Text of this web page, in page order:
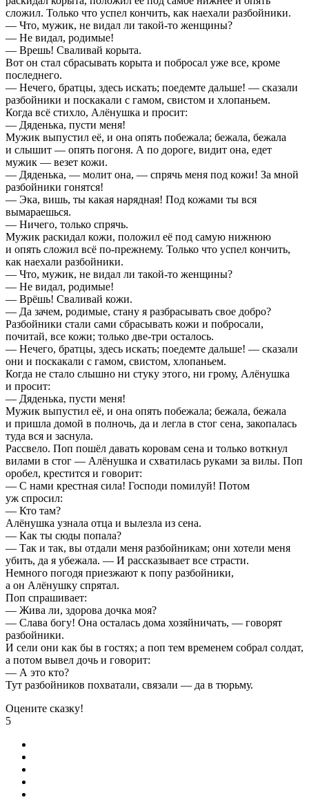
сложил. Только что успел кончить, как наехали разбойники.
— Что, мужик, не видал ли такой-то женщины?
— Не видал, родимые!
— Врешь! Сваливай корыта.
Вот он стал сбрасывать корыта и побросал уже все, кроме
последнего.
— Нечего, братцы, здесь искать; поедемте дальше! — сказали
разбойники и поскакали с гамом, свистом и хлопаньем.
Когда всё стихло, Алёнушка и просит:
— Дяденька, пусти меня!
Мужик выпустил её, и она опять побежала; бежала, бежала
и слышит — опять погоня. А по дороге, видит она, едет
мужик — везет кожи.
— Дяденька, — молит она, — спрячь меня под кожи! За мной
разбойники гонятся!
— Эка, вишь, ты какая нарядная! Под кожами ты вся
вымараешься.
— Ничего, только спрячь.
Мужик раскидал кожи, положил её под самую нижнюю
и опять сложил всё по-прежнему. Только что успел кончить,
как наехали разбойники.
— Что, мужик, не видал ли такой-то женщины?
— Не видал, родимые!
— Врёшь! Сваливай кожи.
— Да зачем, родимые, стану я разбрасывать свое добро?
Разбойники стали сами сбрасывать кожи и побросали,
почитай, все кожи; только две-три осталось.
— Нечего, братцы, здесь искать; поедемте дальше! — сказали
они и поскакали с гамом, свистом, хлопаньем.
Когда не стало слышно ни стуку этого, ни грому, Алёнушка
и просит:
— Дяденька, пусти меня!
Мужик выпустил её, и она опять побежала; бежала, бежала
и пришла домой в полночь, да и легла в стог сена, закопалась
туда вся и заснула.
Рассвело. Поп пошёл давать коровам сена и только воткнул
вилами в стог — Алёнушка и схватилась руками за вилы. Поп
оробел, крестится и говорит:
— С нами крестная сила! Господи помилуй! Потом
уж спросил:
— Кто там?
Алёнушка узнала отца и вылезла из сена.
— Как ты сюды попала?
— Так и так, вы отдали меня разбойникам; они хотели меня
убить, да я убежала. — И рассказывает все страсти.
Немного погодя приезжают к попу разбойники,
а он Алёнушку спрятал.
Поп спрашивает:
— Жива ли, здорова дочка моя?
— Слава богу! Она осталась дома хозяйничать, — говорят
разбойники.
И сели они как бы в гостях; а поп тем временем собрал солдат,
а потом вывел дочь и говорит:
— А это кто?
Тут разбойников похватали, связали — да в тюрьму.
Оцените сказку!
5